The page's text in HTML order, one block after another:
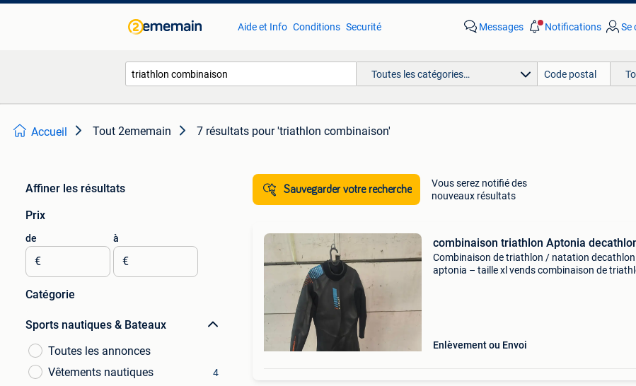
Aide et Info Conditions Securité Messages Notifications Se
Toutes les catégories…
Accueil Tout 2ememain 7 résultats pour 'triathlon combinaison'
Affiner les résultats
Prix
de
€
à
€
Catégorie
Sports nautiques & Bateaux
Toutes les annonces
Vêtements nautiques
4
Sauvegarder votre recherche
Vous serez notifié des
nouveaux résultats
combinaison triathlon Aptonia
Combinaison de triathlon / natation decathlon
aptonia – taille xl vends combinaison de
Enlèvement ou Envoi